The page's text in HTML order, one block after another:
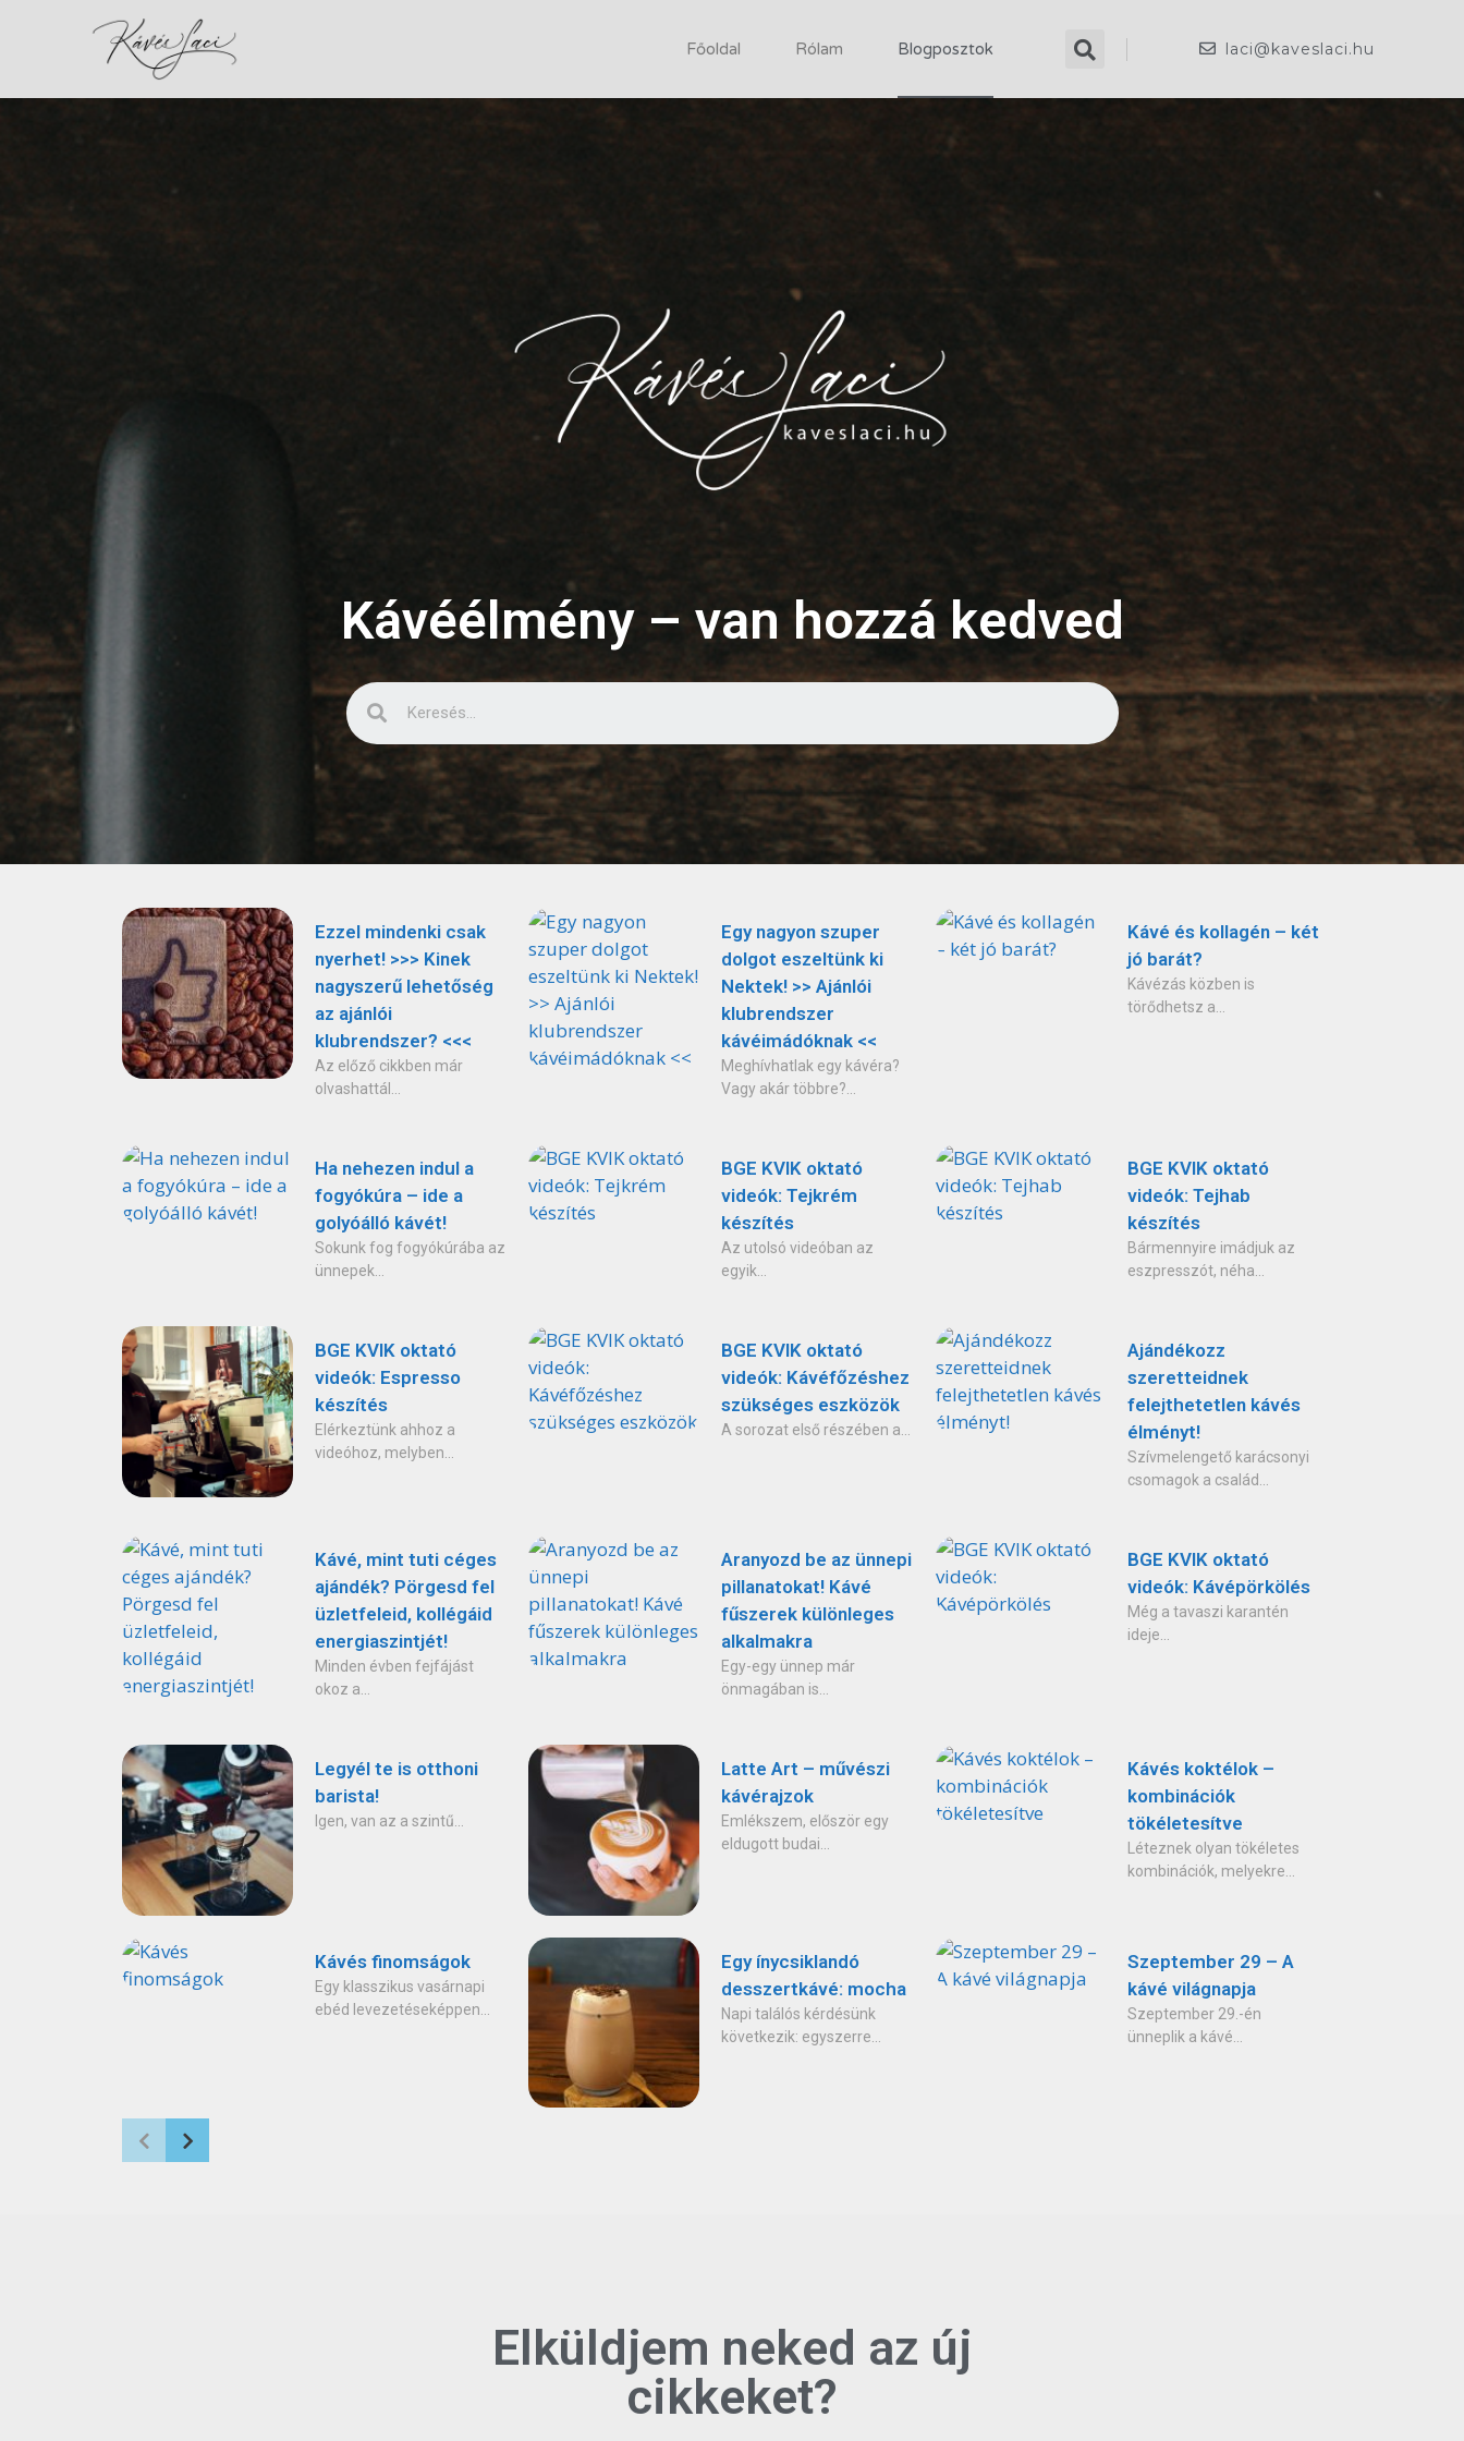
Főoldal Rólam Blogposztok laci@kaveslaci.hu
Kávéélmény – van hozzá kedved
Ezzel mindenki csak
nyerhet! >>> Kinek
nagyszerű lehetőség
az ajánlói
klubrendszer? <<<
Az előző cikkben már
olvashattál...
Egy nagyon szuper
dolgot eszeltünk ki
Nektek! >> Ajánlói
klubrendszer
kávéimádóknak <<
Meghívhatlak egy kávéra?
Vagy akár többre?...
Kávé és kollagén – két
jó barát?
Kávézás közben is
törődhetsz a...
Ha nehezen indul a
fogyókúra – ide a
golyóálló kávét!
Sokunk fog fogyókúrába az
ünnepek...
BGE KVIK oktató
videók: Tejkrém
készítés
Az utolsó videóban az
egyik...
BGE KVIK oktató
videók: Tejhab
készítés
Bármennyire imádjuk az
eszpresszót, néha...
BGE KVIK oktató
videók: Espresso
készítés
Elérkeztünk ahhoz a
videóhoz, melyben...
BGE KVIK oktató
videók: Kávéfőzéshez
szükséges eszközök
A sorozat első részében a...
Ajándékozz
szeretteidnek
felejthetetlen kávés
élményt!
Szívmelengető karácsonyi
csomagok a család...
Kávé, mint tuti céges
ajándék? Pörgesd fel
üzletfeleid, kollégáid
energiaszintjét!
Minden évben fejfájást
okoz a...
Aranyozd be az ünnepi
pillanatokat! Kávé
fűszerek különleges
alkalmakra
Egy-egy ünnep már
önmagában is...
BGE KVIK oktató
videók: Kávépörkölés
Még a tavaszi karantén
ideje...
Legyél te is otthoni
barista!
Igen, van az a szintű...
Latte Art – művészi
kávérajzok
Emlékszem, először egy
eldugott budai...
Kávés koktélok –
kombinációk
tökéletesítve
Léteznek olyan tökéletes
kombinációk, melyekre...
Kávés finomságok
Egy klasszikus vasárnapi
ebéd levezetéseképpen...
Egy ínycsiklandó
desszertkávé: mocha
Napi találós kérdésünk
következik: egyszerre...
Szeptember 29 – A
kávé világnapja
Szeptember 29.-én
ünneplik a kávé...
Elküldjem neked az új
cikkeket?